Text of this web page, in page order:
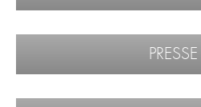
PRESSE